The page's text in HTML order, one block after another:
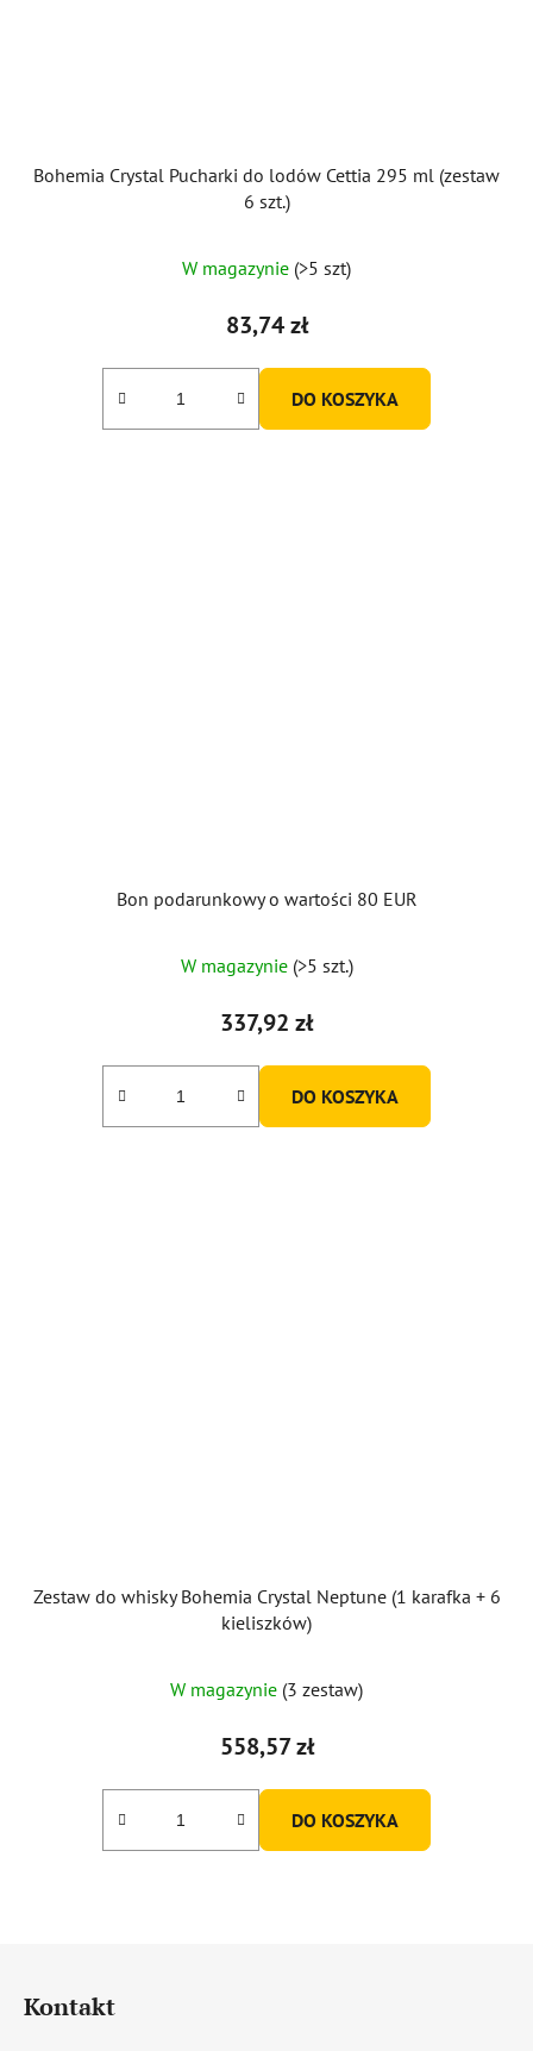
Bohemia Crystal Pucharki do lodów Cettia 295 ml (zestaw
6 szt.)
W magazynie (>5 szt)
83,74 zł
DO KOSZYKA
Bon podarunkowy o wartości 80 EUR
W magazynie (>5 szt.)
337,92 zł
DO KOSZYKA
Zestaw do whisky Bohemia Crystal Neptune (1 karafka + 6
kieliszków)
W magazynie (3 zestaw)
558,57 zł
DO KOSZYKA
Kontakt